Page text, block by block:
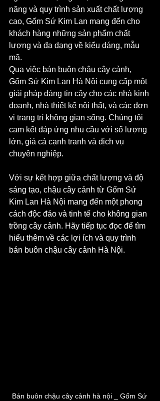
năng và quy trình sản xuất chất lượng
cao, Gốm Sứ Kim Lan mang đến cho
khách hàng những sản phẩm chất
lượng và đa dạng về kiểu dáng, mẫu
mã.
Qua việc bán buôn chậu cây cảnh,
Gốm Sứ Kim Lan Hà Nội cung cấp một
giải pháp đáng tin cậy cho các nhà kinh
doanh, nhà thiết kế nội thất, và các đơn
vị trang trí không gian sống. Chúng tôi
cam kết đáp ứng nhu cầu với số lượng
lớn, giá cả cạnh tranh và dịch vụ
chuyên nghiệp.
Với sự kết hợp giữa chất lượng và độ
sáng tạo, chậu cây cảnh từ Gốm Sứ
Kim Lan Hà Nội mang đến một phong
cách độc đáo và tinh tế cho không gian
trồng cây cảnh. Hãy tiếp tục đọc để tìm
hiểu thêm về các lợi ích và quy trình
bán buôn chậu cây cảnh Hà Nội.
Bán buôn chậu cây cảnh hà nội _ Gốm Sứ